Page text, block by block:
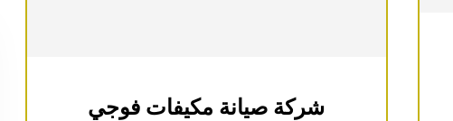
شركة صيانة مكيفات فوجي